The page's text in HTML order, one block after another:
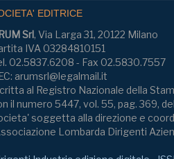
EDITRICE
Srl, Via Larga 31, 20122 Milano
IVA 03284810151
02.5837.6208 - Fax 02.5830.7557
arumsrl@legalmail.it
al Registro Nazionale della
il numero 5447, vol. 55, pag. 369,
soggetta alla direzione e
Lombarda Dirigenti